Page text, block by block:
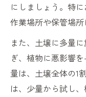
にしましょう。特
作業場所や保管場所
また、土壌に多量
ぎ、植物に悪影響
量は、土壌全体の1
は、少量から試し